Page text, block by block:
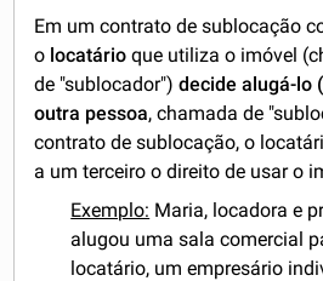
Em um contrato de sublocação
o locatário que utiliza o imóvel
de "sublocador")decide alugá-lo
outra pessoa, chamada de
contrato de sublocação, o
a um terceiro o direito de usar o
Exemplo: Maria, locadora e
alugou uma sala comercial
locatário, um empresário